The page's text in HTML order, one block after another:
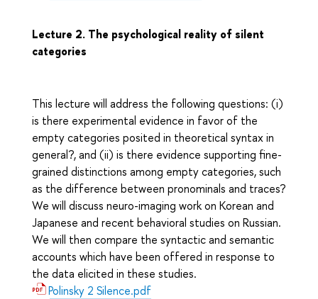
Lecture 2. The psychological reality of silent
categories
This lecture will address the following questions: (i)
is there experimental evidence in favor of the
empty categories posited in theoretical syntax in
general?, and (ii) is there evidence supporting fine-
grained distinctions among empty categories, such
as the difference between pronominals and traces?
We will discuss neuro-imaging work on Korean and
Japanese and recent behavioral studies on Russian.
We will then compare the syntactic and semantic
accounts which have been offered in response to
the data elicited in these studies.
Polinsky 2 Silence.pdf